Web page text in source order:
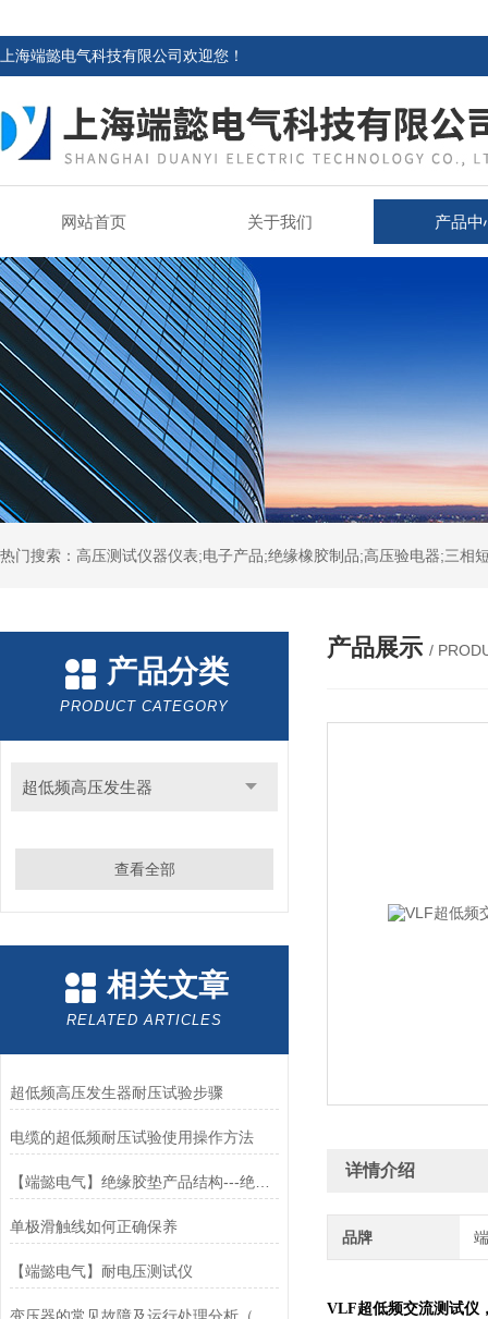
上海端懿电气科技有限公司欢迎您！
网站首页 关于我们 产品中
热门搜索：高压测试仪器仪表;电子产品;绝缘橡胶制品;高压验电器;三
产品分类
PRODUCT CATEGORY
超低频高压发生器
查看全部
相关文章
RELATED ARTICLES
超低频高压发生器耐压试验步骤
电缆的超低频耐压试验使用操作方法
单极滑触线如何正确保养
【端懿电气】耐电压测试仪
产品展示 /
详情介绍
品牌
VLF超低频交流测试仪